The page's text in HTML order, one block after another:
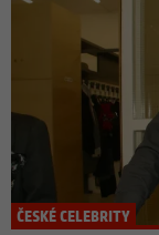
ČESKÉ CELEBRITY